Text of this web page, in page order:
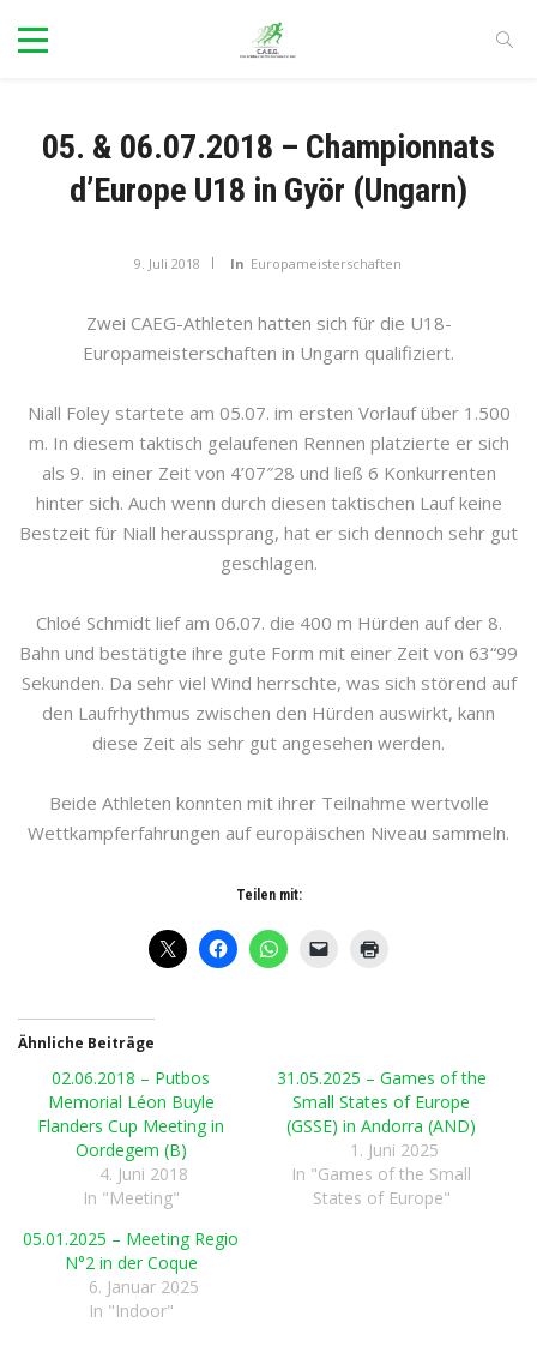
05. & 06.07.2018 – Championnats
d’Europe U18 in Györ (Ungarn)
9. Juli 2018 In Europameisterschaften
Zwei CAEG-Athleten hatten sich für die U18-
Europameisterschaften in Ungarn qualifiziert.
Niall Foley startete am 05.07. im ersten Vorlauf über 1.500
m. In diesem taktisch gelaufenen Rennen platzierte er sich
als 9. in einer Zeit von 4’07″28 und ließ 6 Konkurrenten
hinter sich. Auch wenn durch diesen taktischen Lauf keine
Bestzeit für Niall heraussprang, hat er sich dennoch sehr gut
geschlagen.
Chloé Schmidt lief am 06.07. die 400 m Hürden auf der 8.
Bahn und bestätigte ihre gute Form mit einer Zeit von 63“99
Sekunden. Da sehr viel Wind herrschte, was sich störend auf
den Laufrhythmus zwischen den Hürden auswirkt, kann
diese Zeit als sehr gut angesehen werden.
Beide Athleten konnten mit ihrer Teilnahme wertvolle
Wettkampferfahrungen auf europäischen Niveau sammeln.
Teilen mit:
Ähnliche Beiträge
02.06.2018 – Putbos
Memorial Léon Buyle
Flanders Cup Meeting in
Oordegem (B)
4. Juni 2018
In "Meeting"
31.05.2025 – Games of the
Small States of Europe
(GSSE) in Andorra (AND)
1. Juni 2025
In "Games of the Small
States of Europe"
05.01.2025 – Meeting Regio
N°2 in der Coque
6. Januar 2025
In "Indoor"